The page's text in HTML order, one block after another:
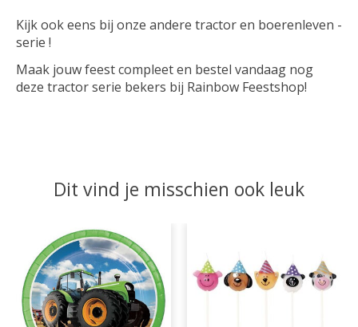
Kijk ook eens bij onze andere tractor en boerenleven -
serie !
Maak jouw feest compleet en bestel vandaag nog
deze tractor serie bekers bij Rainbow Feestshop!
Dit vind je misschien ook leuk
Items van productcarrousel